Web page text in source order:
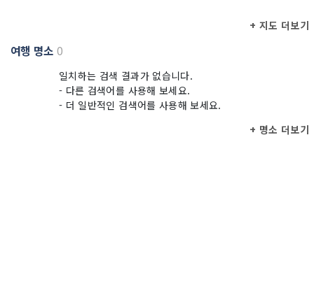
+ 지도 더보기
여행 명소0
일치하는 검색 결과가 없습니다.
- 다른 검색어를 사용해 보세요.
- 더 일반적인 검색어를 사용해 보세요.
+ 명소 더보기